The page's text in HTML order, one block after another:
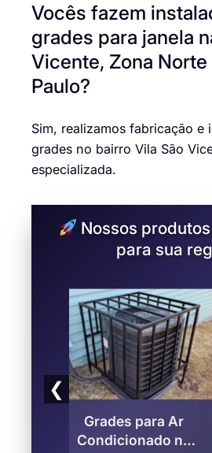
Vocês fazem
grades para janela
Vicente, Zona Norte
Paulo?
Sim, realizamos fabricação e
grades no bairro Vila São
especializada.
Nossos
para sua
❮
Portão para
Cachorro e Criança